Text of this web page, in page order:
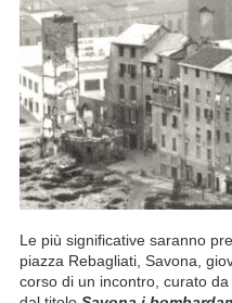
Le più significative saranno
piazza Rebagliati, Savona,
corso di un incontro, curato da